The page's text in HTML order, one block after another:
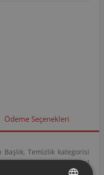
Ödeme Seçenekleri
Başlık, Temizlik kategorisi
grubuna ait orijinal